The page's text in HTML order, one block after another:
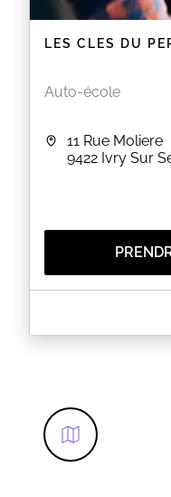
EN
LES CLES DU
Auto-école
11 Rue Moliere
9422 Ivry Sur
A PROPOS DE LES
Marne (94), non loin
Vous avez besoin
plus adaptée à vos
accompagnée,
formation